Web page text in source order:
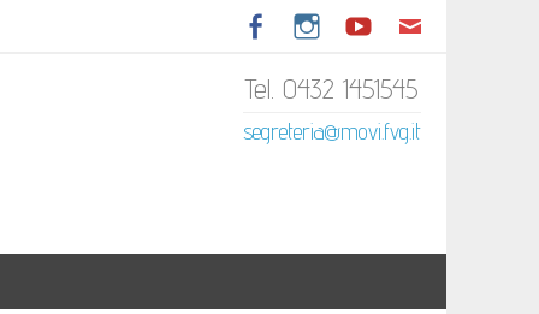
Italiano del Friuli
Tel. 0432 1451545
segreteria@movi.fvg.it